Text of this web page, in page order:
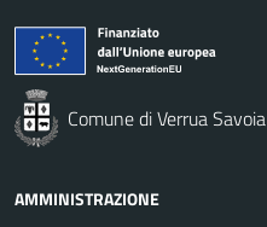
Comune di Verrua Savoia
AMMINISTRAZIONE